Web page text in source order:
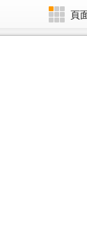
頁